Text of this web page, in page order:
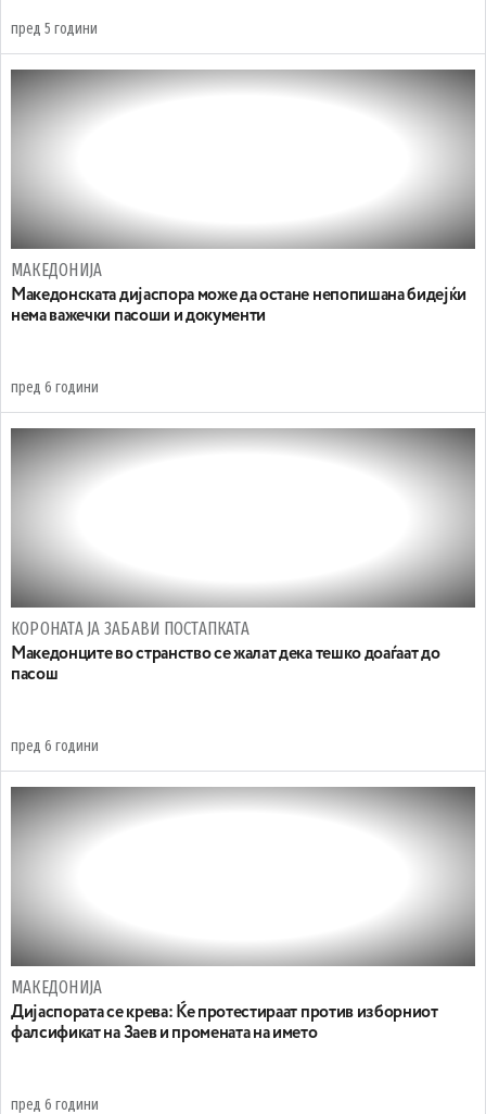
пред 5 години
МАКЕДОНИЈА
Македонската дијаспора може да остане непопишана бидејќи
нема важечки пасоши и документи
пред 6 години
КОРОНАТА ЈА ЗАБАВИ ПОСТАПКАТА
Maкедонците во странство се жалат дека тешко доаѓаат до
пасош
пред 6 години
МАКЕДОНИЈА
Дијаспората се крева: Ќе протестираат против изборниот
фалсификат на Заев и промената на името
пред 6 години